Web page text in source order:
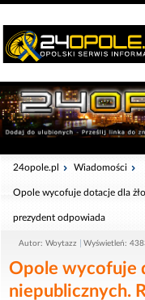
24opole.pl Wiadomości
Opole wycofuje dotacje dla
prezydent odpowiada
Autor: Woytazz Wyświetleń:
Opole wycofuje
niepublicznych.